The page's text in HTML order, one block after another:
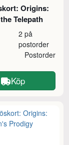
Origins:
Telepath
2 på
postorder
Postorder
Köp